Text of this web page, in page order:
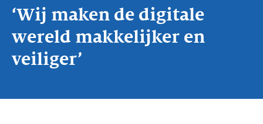
‘Wij maken de digitale
wereld makkelijker en
veiliger’